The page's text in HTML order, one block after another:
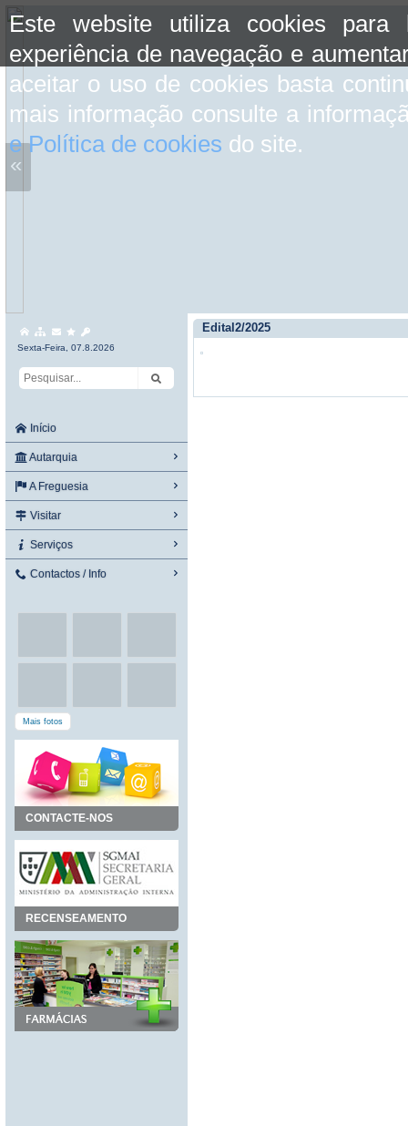
Este website utiliza cookies para
experiência de navegação e
aceitar o uso de cookies basta
mais informação consulte a
e Política de cookies do site.
«
Sexta-Feira, 07.8.2026
Início
Autarquia
A Freguesia
Visitar
Serviços
Contactos / Info
Mais fotos
CONTACTE-NOS
RECENSEAMENTO
Edital2/2025